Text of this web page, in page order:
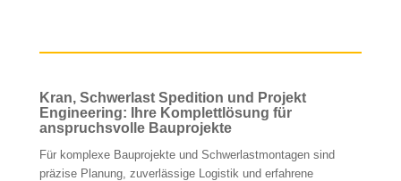
Kran, Schwerlast Spedition und Projekt
Engineering: Ihre Komplettlösung für
anspruchsvolle Bauprojekte
Für komplexe Bauprojekte und Schwerlastmontagen sind
präzise Planung, zuverlässige Logistik und erfahrene